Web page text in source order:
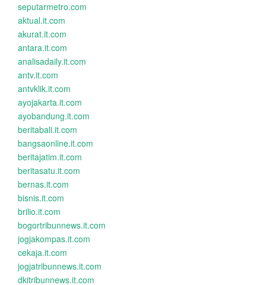
seputarmetro.com
aktual.it.com
akurat.it.com
antara.it.com
analisadaily.it.com
antv.it.com
antvklik.it.com
ayojakarta.it.com
ayobandung.it.com
beritabali.it.com
bangsaonline.it.com
beritajatim.it.com
beritasatu.it.com
bernas.it.com
bisnis.it.com
brilio.it.com
bogortribunnews.it.com
jogjakompas.it.com
cekaja.it.com
jogjatribunnews.it.com
dkitribunnews.it.com